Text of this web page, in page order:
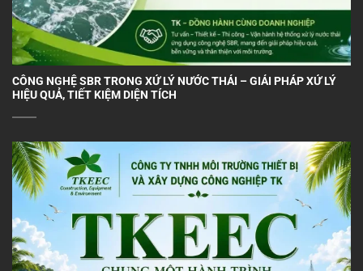
CÔNG NGHỆ SBR TRONG XỬ LÝ NƯỚC THẢI – GIẢI PHÁP XỬ LÝ
HIỆU QUẢ, TIẾT KIỆM DIỆN TÍCH